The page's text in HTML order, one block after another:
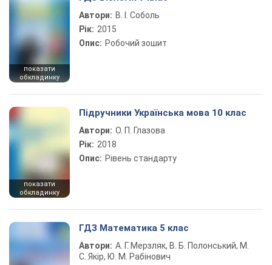
показати
обкладинку
Автори: В. І. Соболь
Рік: 2015
Опис: Робочий зошит
показати
обкладинку
Підручники Українська мова 10 клас
Автори: О. П. Глазова
Рік: 2018
Опис: Рівень стандарту
ГДЗ Математика 5 клас
Автори: А. Г. Мерзляк, В. Б. Полонський, М.
С. Якір, Ю. М. Рабінович